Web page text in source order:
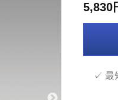
5,830
✓ 最